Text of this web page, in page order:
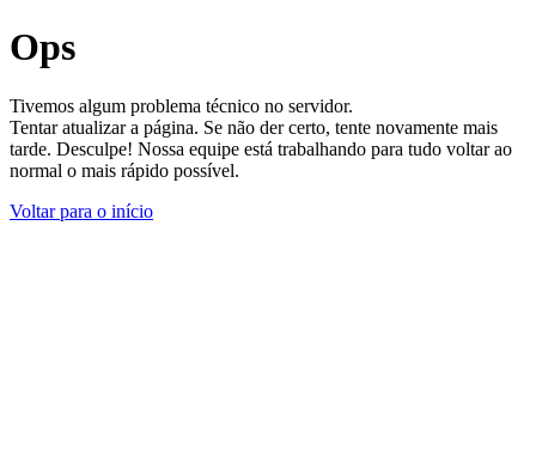
Ops
Tivemos algum problema técnico no servidor.
Tentar atualizar a página. Se não der certo, tente novamente mais
tarde. Desculpe! Nossa equipe está trabalhando para tudo voltar ao
normal o mais rápido possível.
Voltar para o início